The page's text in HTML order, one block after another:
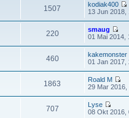
1507
kodiak400
13 Jun 2018,
220
smaug
01 Mai 2014,
460
kakemonster
01 Jan 2017,
1863
Roald M
29 Mar 2016,
707
Lyse
08 Okt 2016,